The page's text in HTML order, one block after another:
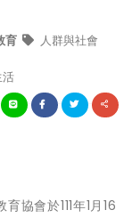
育 人群與社會
協會於111年1月16